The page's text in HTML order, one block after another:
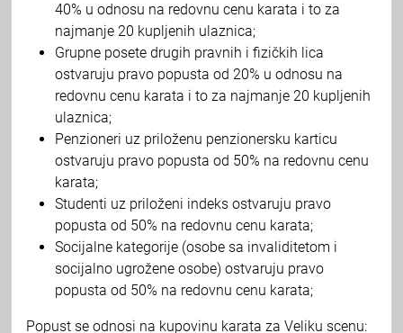
40% u odnosu na redovnu cenu karata i to za
najmanje 20 kupljenih ulaznica;
Grupne posete drugih pravnih i fizičkih lica
ostvaruju pravo popusta od 20% u odnosu na
redovnu cenu karata i to za najmanje 20 kupljenih
ulaznica;
Penzioneri uz priloženu penzionersku karticu
ostvaruju pravo popusta od 50% na redovnu cenu
karata;
Studenti uz priloženi indeks ostvaruju pravo
popusta od 50% na redovnu cenu karata;
Socijalne kategorije (osobe sa invaliditetom i
socijalno ugrožene osobe) ostvaruju pravo
popusta od 50% na redovnu cenu karata;
Popust se odnosi na kupovinu karata za Veliku scenu: